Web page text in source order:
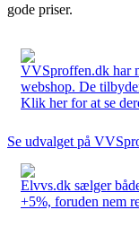
gode priser.
VVSproffen.dk har
webshop. De
Klik her for at se
Se udvalget på
Elvvs.dk sælger
+5%, foruden nem